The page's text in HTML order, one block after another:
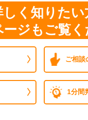
しく知りたい
ジもご覧
ご相談
1分間